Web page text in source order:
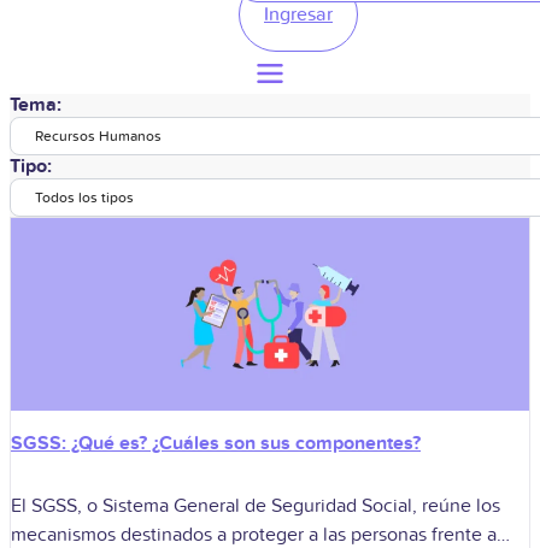
Ingresar
Tema:
Recursos Humanos
Tipo:
Todos los tipos
SGSS: ¿Qué es? ¿Cuáles son sus componentes?
El SGSS, o Sistema General de Seguridad Social, reúne los
mecanismos destinados a proteger a las personas frente a